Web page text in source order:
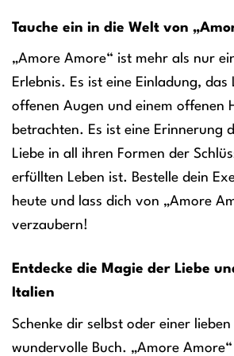
Tauche ein in die Welt von
„Amore Amore“ ist mehr als nur
Erlebnis. Es ist eine Einladung, das
offenen Augen und einem offenen
betrachten. Es ist eine Erinnerung
Liebe in all ihren Formen der
erfüllten Leben ist. Bestelle dein
heute und lass dich von „Amore
verzaubern!
Entdecke die Magie der Liebe
Italien
Schenke dir selbst oder einer lieben
wundervolle Buch. „Amore